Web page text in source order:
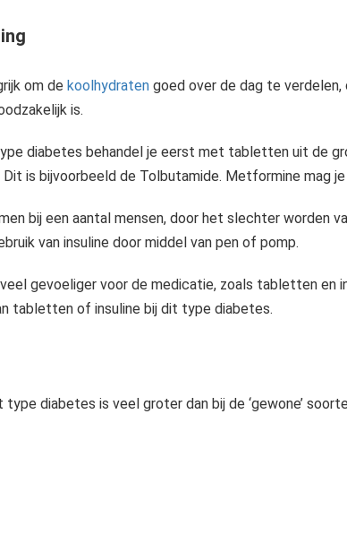
om de koolhydratengoed over de dag te verdelen,
is.
diabetes behandel je eerst met tabletten uit de
is bijvoorbeeld de Tolbutamide. Metformine mag je
bij een aantal mensen, door het slechter worden
van insuline door middel van pen of pomp.
gevoeliger voor de medicatie, zoals tabletten en
tabletten of insuline bij dit type diabetes.
diabetes is veel groter dan bij de ‘gewone’